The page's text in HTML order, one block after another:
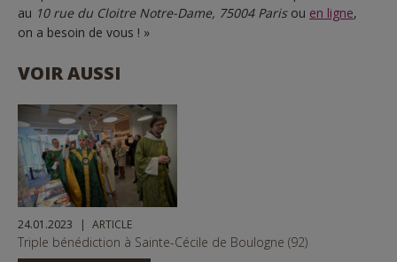
au 10 rue du Cloitre Notre-Dame, 75004 Parisou en ligne,
on a besoin de vous ! »
VOIR AUSSI
24.01.2023 ARTICLE
Triple bénédiction à Sainte-Cécile de Boulogne (92)